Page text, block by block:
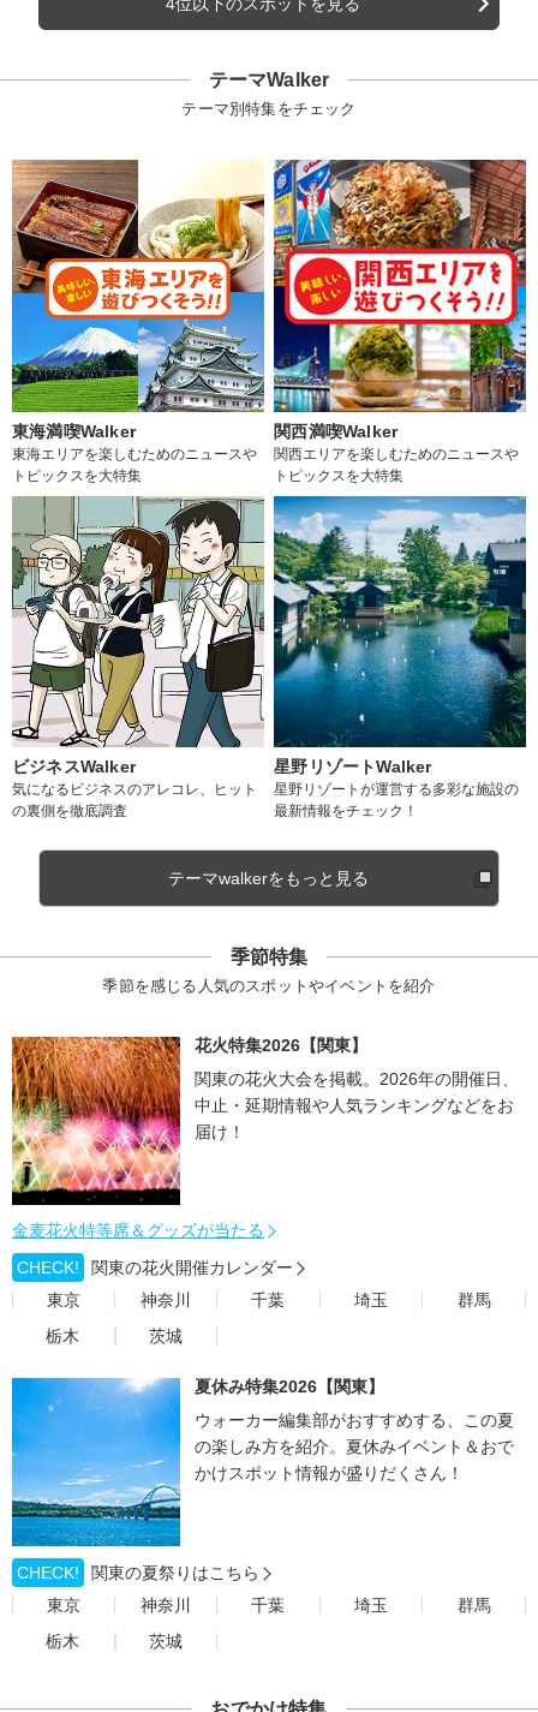
テーマWalker
テーマ別特集をチェック
東海満喫Walker
東海エリアを楽しむためのニュースや
トピックスを大特集
関西満喫Walker
関西エリアを楽しむためのニュースや
トピックスを大特集
ビジネスWalker
気になるビジネスのアレコレ、ヒット
の裏側を徹底調査
星野リゾートWalker
星野リゾートが運営する多彩な施設の
最新情報をチェック！
テーマwalkerをもっと見る
季節特集
季節を感じる人気のスポットやイベントを紹介
花火特集2026【関東】
関東の花火大会を掲載。2026年の開催日、
中止・延期情報や人気ランキングなどをお
届け！
金麦花火特等席＆グッズが当たる
CHECK!
関東の花火開催カレンダー
東京
神奈川 千葉 埼玉
群馬
栃木
茨城
夏休み特集2026【関東】
ウォーカー編集部がおすすめする、この夏
の楽しみ方を紹介。夏休みイベント＆おで
かけスポット情報が盛りだくさん！
CHECK!
関東の夏祭りはこちら
東京
神奈川 千葉 埼玉
群馬
栃木
茨城